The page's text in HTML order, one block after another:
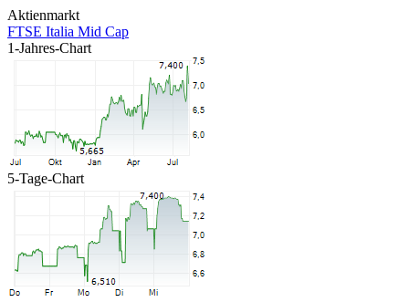
Aktienmarkt
FTSE Italia Mid Cap
1-Jahres-Chart
5-Tage-Chart